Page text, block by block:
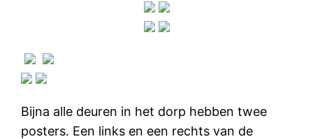
Bijna alle deuren in het dorp hebben twee
posters. Een links en een rechts van de